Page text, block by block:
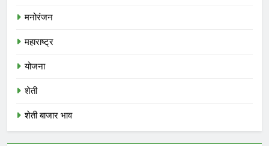
मनोरंजन
महाराष्ट्र
योजना
शेती
शेती बाजार भाव